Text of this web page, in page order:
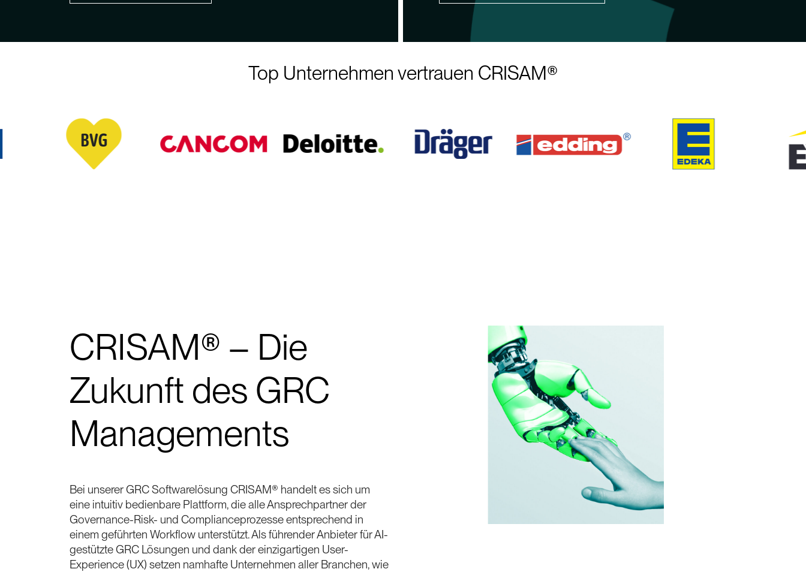
Top Unternehmen vertrauen CRISAM®
CRISAM® – Die
Zukunft des GRC
Managements
Bei unserer GRC Softwarelösung CRISAM® handelt es sich um
eine intuitiv bedienbare Plattform, die alle Ansprechpartner der
Governance-Risk- und Complianceprozesse entsprechend in
einem geführten Workflow unterstützt. Als führender Anbieter für AI-
gestützte GRC Lösungen und dank der einzigartigen User-
Experience (UX) setzen namhafte Unternehmen aller Branchen, wie